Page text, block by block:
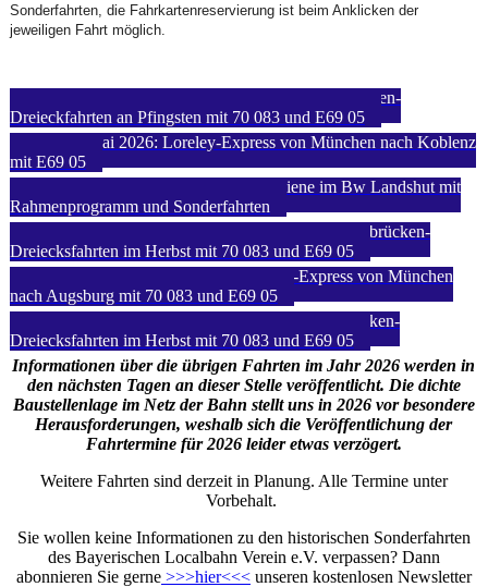
Sonderfahrten, die Fahrkartenreservierung ist beim Anklicken der
jeweiligen Fahrt möglich.
24./ 25. Mai 2026: Historische Münchner Isarbrücken-
Dreieckfahrten an Pfingsten mit 70 083 und E69 05
28. / 29. Mai 2026: Loreley-Express von München nach Koblenz
mit E69 05
19./ 20. September 2026: Tag der Schiene im Bw Landshut mit
Rahmenprogramm und Sonderfahrten
17./ 18. Oktober 2026: Historische Münchner Isarbrücken-
Dreiecksfahrten im Herbst mit 70 083 und E69 05
24. Oktober 2026: Historischer Fugger-Express von München
nach Augsburg mit 70 083 und E69 05
25. Oktober 2026: Historische Münchner Isarbrücken-
Dreiecksfahrten im Herbst mit 70 083 und E69 05
Informationen über die übrigen Fahrten im Jahr 2026 werden in
den nächsten Tagen an dieser Stelle veröffentlicht. Die dichte
Baustellenlage im Netz der Bahn stellt uns in 2026 vor besondere
Herausforderungen, weshalb sich die Veröffentlichung der
Fahrtermine für 2026 leider etwas verzögert.
Weitere Fahrten sind derzeit in Planung. Alle Termine unter
Vorbehalt.
Sie wollen keine Informationen zu den historischen Sonderfahrten
des Bayerischen Localbahn Verein e.V. verpassen? Dann
abonnieren Sie gerne>>>hier<<<unseren kostenlosen Newsletter